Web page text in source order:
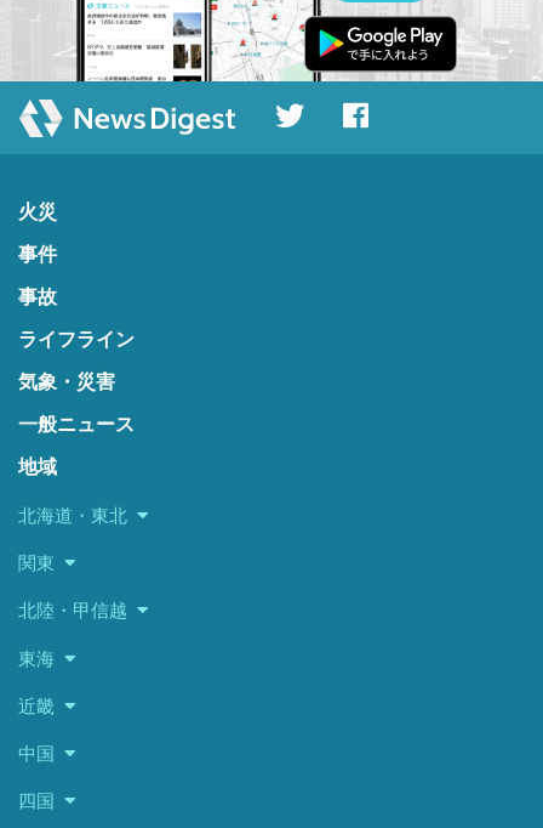
火災
事件
事故
ライフライン
気象・災害
一般ニュース
地域
北海道・東北
関東
北陸・甲信越
東海
近畿
中国
四国